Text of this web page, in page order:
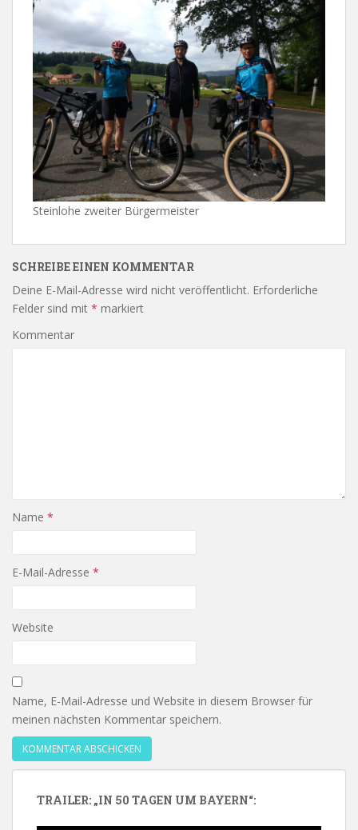
Steinlohe zweiter Bürgermeister
SCHREIBE EINEN KOMMENTAR
Deine E-Mail-Adresse wird nicht veröffentlicht. Erforderliche
Felder sind mit * markiert
Kommentar
Name *
E-Mail-Adresse *
Website
Name, E-Mail-Adresse und Website in diesem Browser für
meinen nächsten Kommentar speichern.
TRAILER: „IN 50 TAGEN UM BAYERN“: